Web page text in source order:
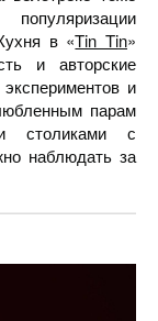
в «Tin Tin»
и авторские
и
парам
столиками с
наблюдать за